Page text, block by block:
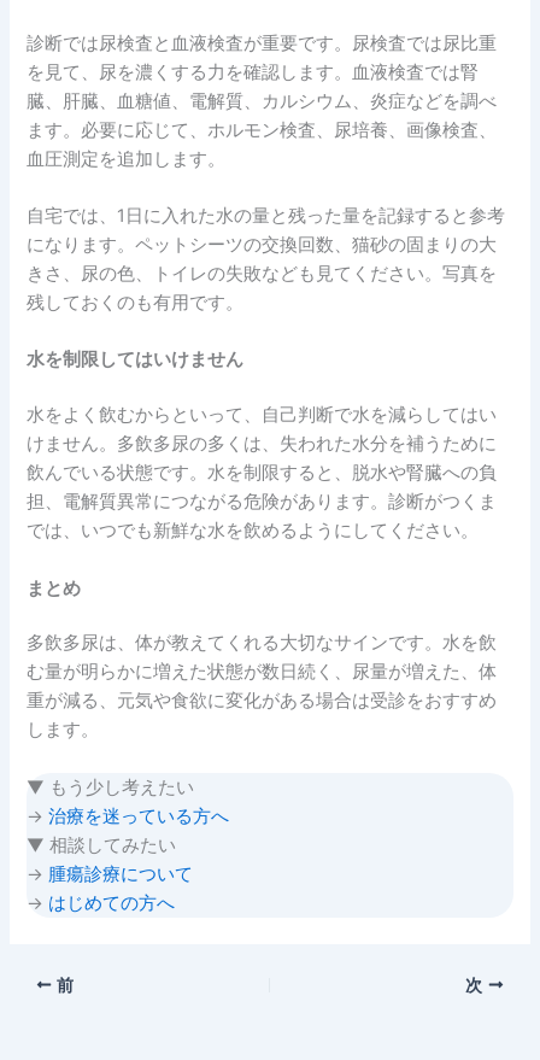
診断では尿検査と血液検査が重要です。尿検査では尿比重
を見て、尿を濃くする力を確認します。血液検査では腎
臓、肝臓、血糖値、電解質、カルシウム、炎症などを調べ
ます。必要に応じて、ホルモン検査、尿培養、画像検査、
血圧測定を追加します。
自宅では、1日に入れた水の量と残った量を記録すると参考
になります。ペットシーツの交換回数、猫砂の固まりの大
きさ、尿の色、トイレの失敗なども見てください。写真を
残しておくのも有用です。
水を制限してはいけません
水をよく飲むからといって、自己判断で水を減らしてはい
けません。多飲多尿の多くは、失われた水分を補うために
飲んでいる状態です。水を制限すると、脱水や腎臓への負
担、電解質異常につながる危険があります。診断がつくま
では、いつでも新鮮な水を飲めるようにしてください。
まとめ
多飲多尿は、体が教えてくれる大切なサインです。水を飲
む量が明らかに増えた状態が数日続く、尿量が増えた、体
重が減る、元気や食欲に変化がある場合は受診をおすすめ
します。
▼ もう少し考えたい
→治療を迷っている方へ
▼ 相談してみたい
→ 腫瘍診療について
→ はじめての方へ
前 次